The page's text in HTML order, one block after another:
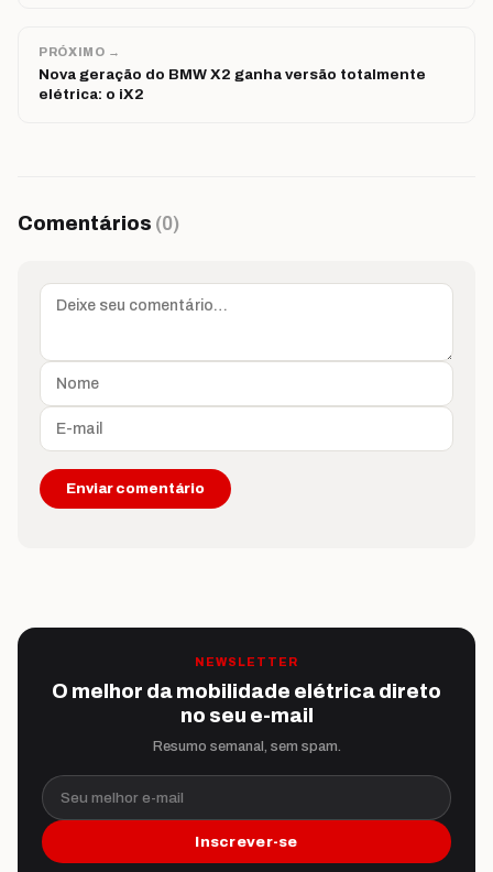
PRÓXIMO →
Nova geração do BMW X2 ganha versão totalmente
elétrica: o iX2
Comentários (0)
NEWSLETTER
O melhor da mobilidade elétrica direto
no seu e-mail
Resumo semanal, sem spam.
Seu melhor e-mail
Inscrever-se